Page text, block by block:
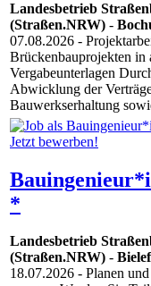
Landesbetrieb
(Straßen.NRW) -
07.08.2026 -
Brückenbauprojekten in
Vergabeunterlagen
Abwicklung der
Bauwerkserhaltung
*
Landesbetrieb
(Straßen.NRW) -
18.07.2026 - Planen